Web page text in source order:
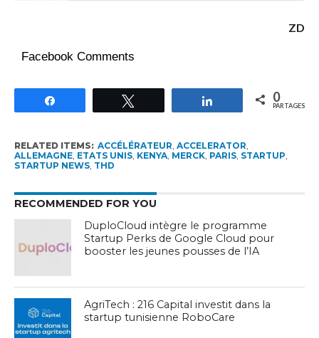
ZD
Facebook Comments
Partagez 0
PARTAGES
RELATED ITEMS: ACCÉLÉRATEUR ACCELERATOR
ALLEMAGNE, ETATS UNIS, KENYA, MERCK, PARIS, STARTUP
STARTUP NEWS, THD
RECOMMENDED FOR YOU
DuploCloud intègre le programme
Startup Perks de Google Cloud pour
booster les jeunes pousses de l’IA
AgriTech : 216 Capital investit dans la
startup tunisienne RoboCare